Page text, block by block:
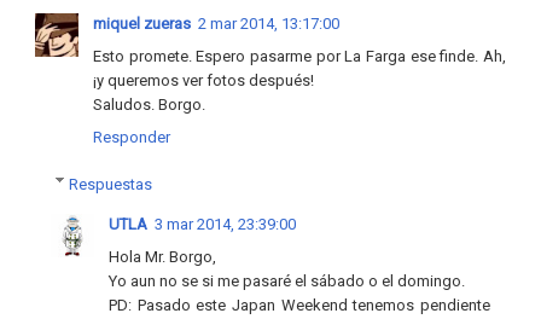
miquel zueras 2 mar 2014, 13:17:00
Esto promete. Espero pasarme por La Farga ese finde. Ah,
¡y queremos ver fotos después!
Saludos. Borgo.
Responder
Respuestas
UTLA 3 mar 2014, 23:39:00
Hola Mr. Borgo,
Yo aun no se si me pasaré el sábado o el domingo.
PD: Pasado este Japan Weekend tenemos pendiente